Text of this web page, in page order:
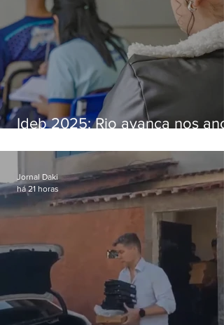
Ideb 2025: Rio avança nos
nacional
Jornal Daki
há 21 horas